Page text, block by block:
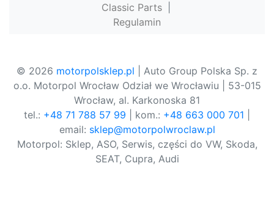
Classic Parts
Regulamin
© 2026 motorpolsklep.pl | Auto Group Polska Sp. z
o.o. Motorpol Wrocław Odział we Wrocławiu | 53-015
Wrocław, al. Karkonoska 81
tel.: +48 71 788 57 99 | kom.: +48 663 000 701
email: sklep@motorpolwroclaw.pl
Motorpol: Sklep, ASO, Serwis, części do VW, Skoda,
SEAT, Cupra, Audi